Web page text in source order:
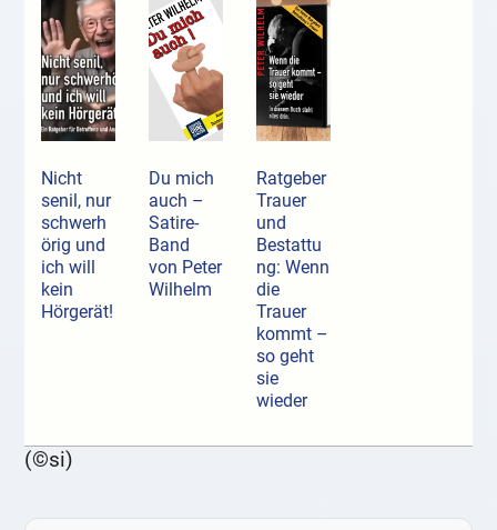
Nicht
senil, nur
schwerh
örig und
ich will
kein
Hörgerät!
Du mich
auch –
Satire-
Band
von Peter
Wilhelm
Ratgeber
Trauer
und
Bestattu
ng: Wenn
die
Trauer
kommt –
so geht
sie
wieder
(©si)